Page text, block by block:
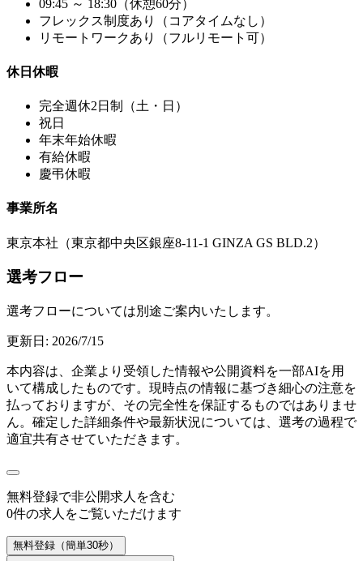
09:45 ～ 18:30（休憩60分）
フレックス制度あり（コアタイムなし）
リモートワークあり（フルリモート可）
休日休暇
完全週休2日制（土・日）
祝日
年末年始休暇
有給休暇
慶弔休暇
事業所名
東京本社（東京都中央区銀座8-11-1 GINZA GS BLD.2）
選考フロー
選考フローについては別途ご案内いたします。
更新日: 2026/7/15
本内容は、企業より受領した情報や公開資料を一部AIを用
いて構成したものです。現時点の情報に基づき細心の注意を
払っておりますが、その完全性を保証するものではありませ
ん。確定した詳細条件や最新状況については、選考の過程で
適宜共有させていただきます。
無料登録で非公開求人 を含む
0件の求人をご覧いただけます
無料登録（簡単30秒）